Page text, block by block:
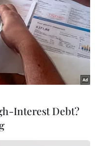
tự phát không theo
tiện giao thông
sóng, neo đậutàu,
bờ và cây bảo vệ
lở bờ sông, kênh
phố Hồ Chí Minh
diện tích sạt lở
hoàn toàn 10 căn
Interest Debt?